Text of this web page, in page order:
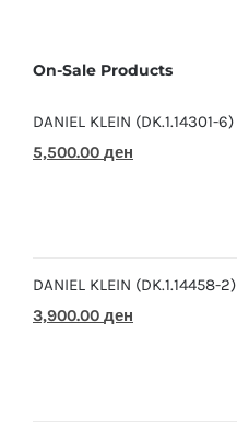
On-Sale Products
DANIEL KLEIN (DK.1.14301-6)
Original
5,500.00 ден
DANIEL KLEIN (DK.1.14458-2)
Original
3,900.00 ден